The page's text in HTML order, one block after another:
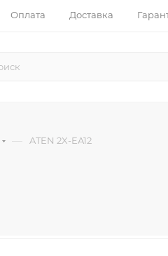
Оплата Доставка
— ATEN 2X-EA12